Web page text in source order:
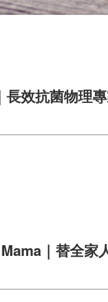
長效抗菌物理
｜替全家